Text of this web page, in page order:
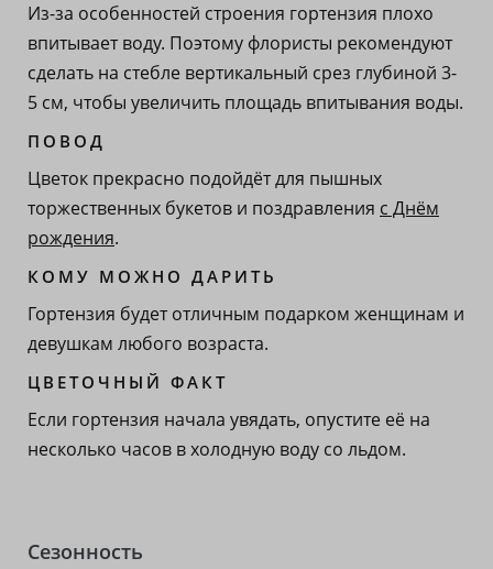
Из-за особенностей строения гортензия плохо
впитывает воду. Поэтому флористы рекомендуют
сделать на стебле вертикальный срез глубиной 3-
5 см, чтобы увеличить площадь впитывания воды.
ПОВОД
Цветок прекрасно подойдёт для пышных
торжественных букетов и поздравления с Днём
рождения.
КОМУ МОЖНО ДАРИТЬ
Гортензия будет отличным подарком женщинам и
девушкам любого возраста.
ЦВЕТОЧНЫЙ ФАКТ
Если гортензия начала увядать, опустите её на
несколько часов в холодную воду со льдом.
Сезонность